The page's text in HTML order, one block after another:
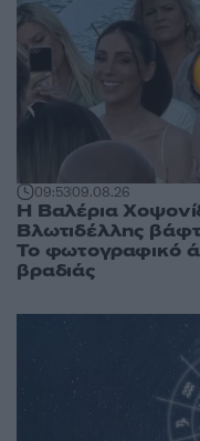
09:5309.08.26
Η Βαλέρια
Βλωτιδέλλης
Το φωτογραφικό
βραδιάς